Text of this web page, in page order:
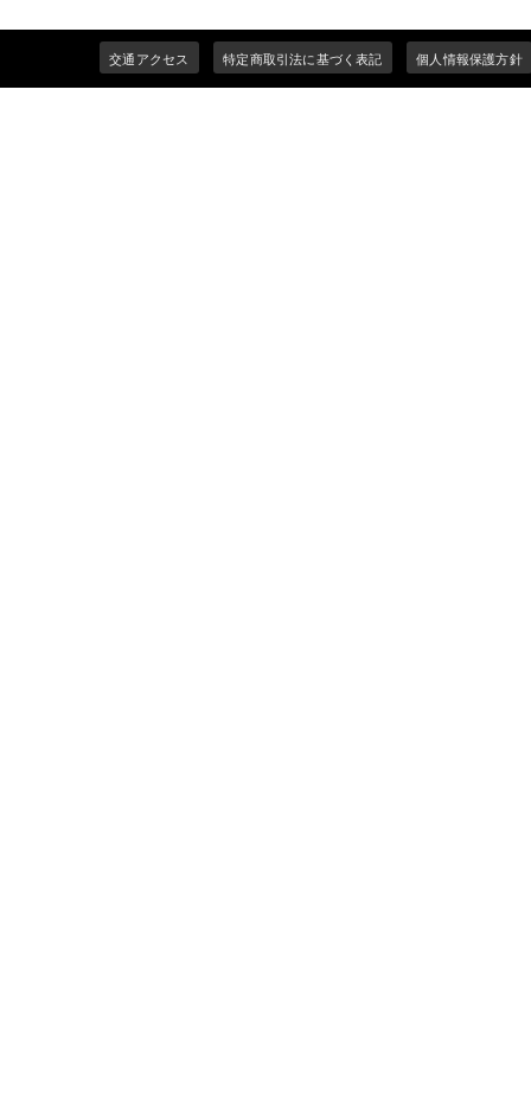
Footer
交通アクセス 特定商取引法に基づく表記 個人情報保護方針